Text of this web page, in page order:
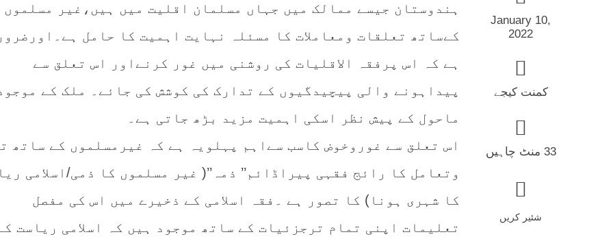
January 10,
2022
کمنت کیجے
33 منٹ چاہیں
شئیر کریں
ہندوستان جیسے ممالک میں جہاں مسلمان اقلیت میں ہیں،غیر مسلموں
کےساتھ تعلقات ومعاملات کا مسئلہ نہایت اہمیت کا حامل
ہے کہ اس پرفقہ الاقلیات کی روشنی میں غور کرنےاور اس تعلق سے
پیداہونے والی پیچیدگیوں کے تدارک کی کوشش کی جائے۔ ملک کے
ماحول کے پیش نظر اسکی اہمیت مزید بڑھ جاتی ہے۔
اس تعلق سے غوروخوض کاسب سےاہم پہلویہ ہے کہ غیرمسلموں کے ساتھ
وتعامل کا رائج فقہی پیراڈائم’’ ذمہ’’( غیر مسلموں کا ذمی/اسلامی
کا شہری ہونا) کا تصور ہے ۔فقہ اسلامی کے ذخیرے میں اس کی مفصل
تعلیمات اپنی تمام ترجزئیات کے ساتھ موجود ہیں کہ اسلامی ریاست